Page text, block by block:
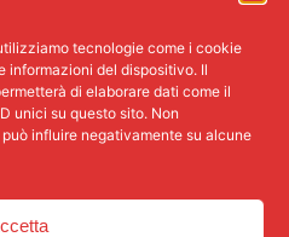
tecnologie come i cookie
informazioni del dispositivo. Il
di elaborare dati come il
unici su questo sito. Non
influire negativamente su alcune
09:00 ALLE